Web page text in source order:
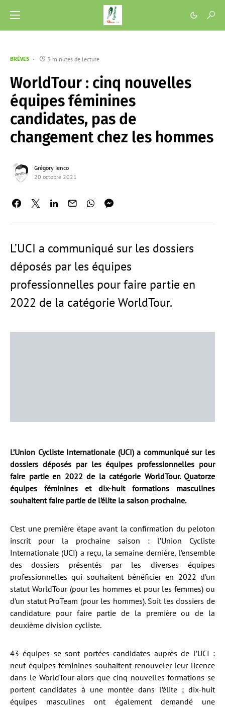
BRÈVES 3 minutes de lecture
WorldTour : cinq nouvelles
équipes féminines
candidates, pas de
changement chez les hommes
Grégory Ienco
20 octobre 2021
L’UCI a communiqué sur les dossiers
déposés par les équipes
professionnelles pour faire partie en
2022 de la catégorie WorldTour.
L’Union Cycliste Internationale (UCI) a communiqué sur les
dossiers déposés par les équipes professionnelles pour
faire partie en 2022 de la catégorie WorldTour. Quatorze
équipes féminines et dix-huit formations masculines
souhaitent faire partie de l’élite la saison prochaine.
C’est une première étape avant la confirmation du peloton
inscrit pour la prochaine saison : l’Union Cycliste
Internationale (UCI) a reçu, la semaine dernière, l’ensemble
des dossiers présentés par les diverses équipes
professionnelles qui souhaitent bénéficier en 2022 d’un
statut WorldTour (pour les hommes et pour les femmes) ou
d’un statut ProTeam (pour les hommes). Soit les dossiers de
candidature pour faire partie de la première ou de la
deuxième division cycliste.
43 équipes se sont portées candidates auprès de l’UCI :
neuf équipes féminines souhaitent renouveler leur licence
dans le WorldTour alors que cinq nouvelles formations se
portent candidates à une montée dans l’élite ; dix-huit
équipes masculines ont également demandé une